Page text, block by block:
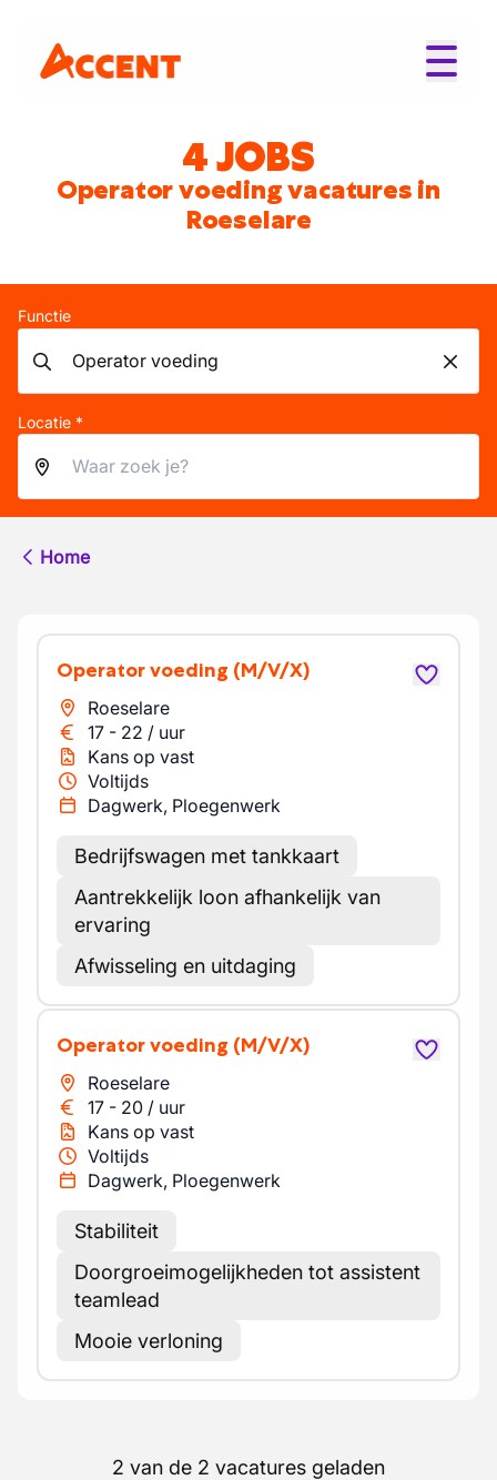
4 JOBS
Operator voeding vacatures in
Roeselare
Functie
Locatie *
Home
Operator voeding (M/V/X)
Roeselare
17 - 22 / uur
Kans op vast
Voltijds
Dagwerk, Ploegenwerk
Bedrijfswagen met tankkaart
Aantrekkelijk loon afhankelijk van
ervaring
Afwisseling en uitdaging
Operator voeding (M/V/X)
Roeselare
17 - 20 / uur
Kans op vast
Voltijds
Dagwerk, Ploegenwerk
Stabiliteit
Doorgroeimogelijkheden tot assistent
teamlead
Mooie verloning
2 van de 2 vacatures geladen